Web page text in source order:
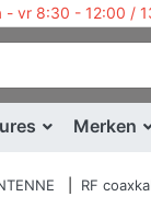
- vr 8:30 - 12:00 /
Merken
RF